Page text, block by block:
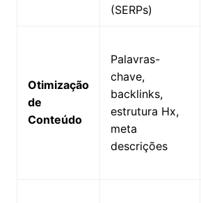
(SERPs)
Otimização
de
Conteúdo
Palavras-
chave,
backlinks,
estrutura Hx,
meta
descrições